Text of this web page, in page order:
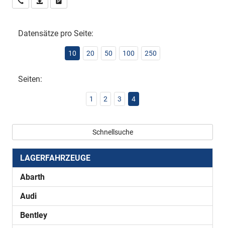
Datensätze pro Seite:
10 20 50 100 250
Seiten:
1 2 3 4
Schnellsuche
LAGERFAHRZEUGE
Abarth
Audi
Bentley